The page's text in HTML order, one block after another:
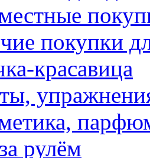
покупки
красавица
рулём